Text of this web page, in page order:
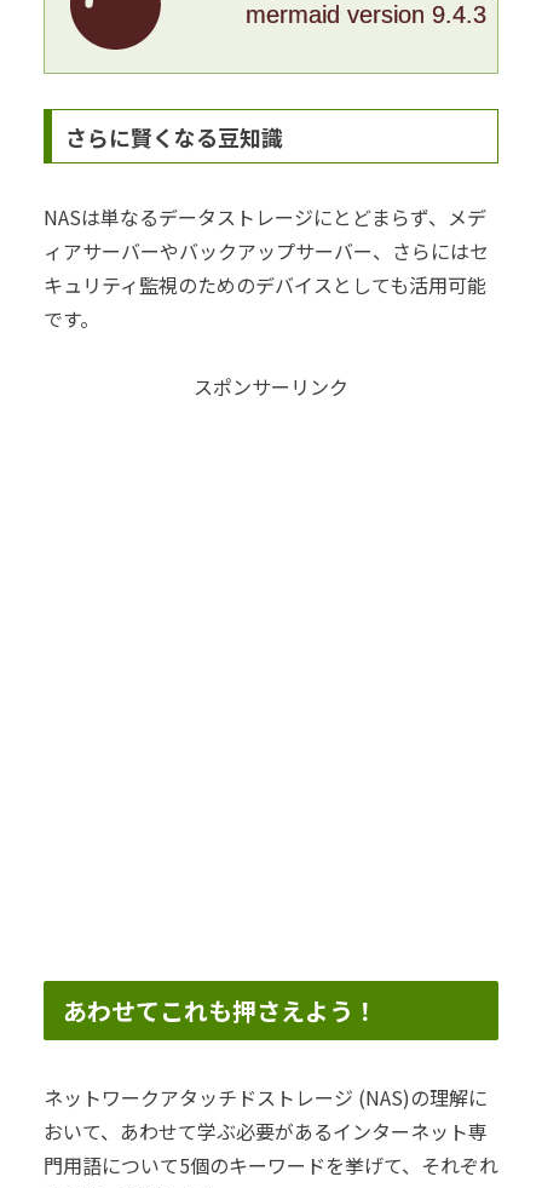
mermaid version 9.4.3
さらに賢くなる豆知識
NASは単なるデータストレージにとどまらず、メデ
ィアサーバーやバックアップサーバー、さらにはセ
キュリティ監視のためのデバイスとしても活用可能
です。
スポンサーリンク
あわせてこれも押さえよう！
ネットワークアタッチドストレージ (NAS)の理解に
おいて、あわせて学ぶ必要があるインターネット専
門用語について5個のキーワードを挙げて、それぞれ